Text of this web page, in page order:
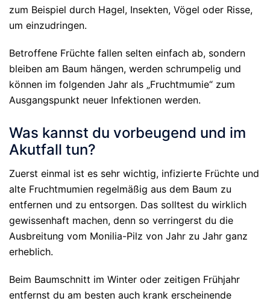
zum Beispiel durch Hagel, Insekten, Vögel oder Risse,
um einzudringen.
Betroffene Früchte fallen selten einfach ab, sondern
bleiben am Baum hängen, werden schrumpelig und
können im folgenden Jahr als „Fruchtmumie“ zum
Ausgangspunkt neuer Infektionen werden.
Was kannst du vorbeugend und im
Akutfall tun?
Zuerst einmal ist es sehr wichtig, infizierte Früchte und
alte Fruchtmumien regelmäßig aus dem Baum zu
entfernen und zu entsorgen. Das solltest du wirklich
gewissenhaft machen, denn so verringerst du die
Ausbreitung vom Monilia-Pilz von Jahr zu Jahr ganz
erheblich.
Beim Baumschnitt im Winter oder zeitigen Frühjahr
entfernst du am besten auch krank erscheinende